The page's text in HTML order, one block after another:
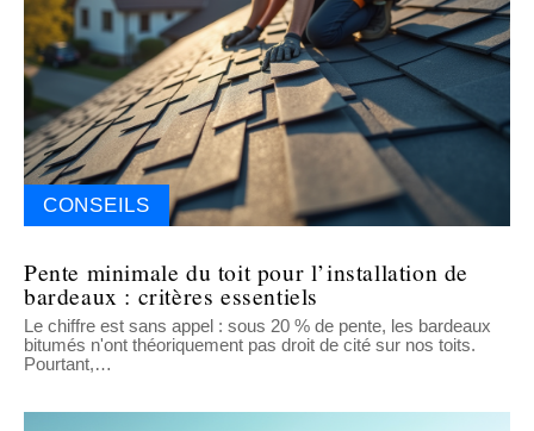
CONSEILS
Pente minimale du toit pour l’installation de
bardeaux : critères essentiels
Le chiffre est sans appel : sous 20 % de pente, les bardeaux
bitumés n'ont théoriquement pas droit de cité sur nos toits.
Pourtant,…